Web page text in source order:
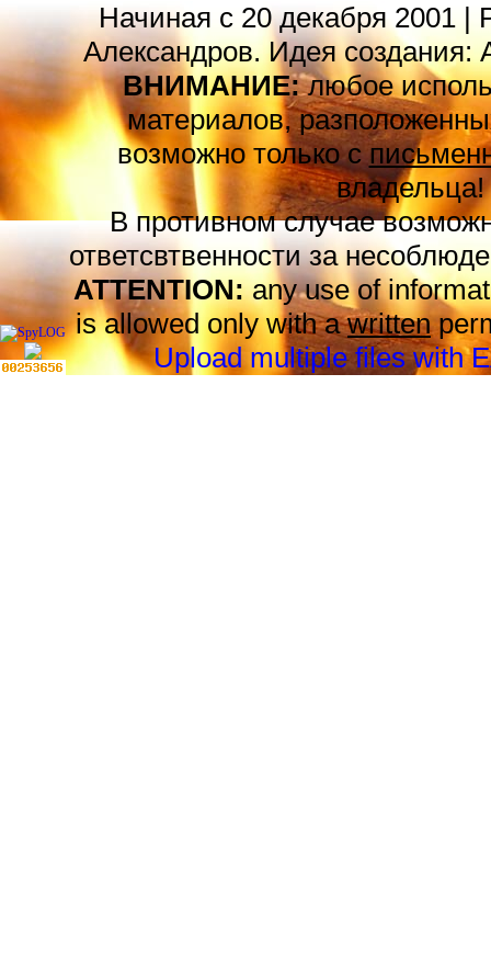
Начиная с 20 декабря 2001 |
Александров. Идея создания:
ВНИМАНИЕ:любое
материалов,
возможно только с
владельца!
В противном случае
ответсвтвенности за
ATTENTION:any use of
is allowed only with awritten
Upload multiple files with